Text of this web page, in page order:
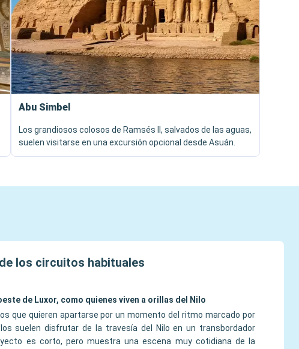
Abu Simbel
Los grandiosos colosos de Ramsés II, salvados de las aguas,
suelen visitarse en una excursión opcional desde Asuán.
los circuitos habituales
de Luxor, como quienes viven a orillas del Nilo
que quieren apartarse por un momento del ritmo marcado por
suelen disfrutar de la travesía del Nilo en un transbordador
es corto, pero muestra una escena muy cotidiana de la